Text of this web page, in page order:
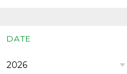
DATE
2026